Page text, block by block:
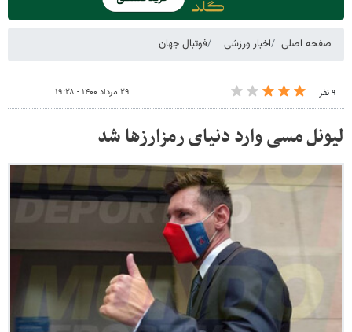
صفحه اصلی اخبار ورزشی فوتبال جهان
۹ نفر ۲۹ مرداد ۱۴۰۰ - ۱۹:۲۸
لیونل مسی وارد دنیای رمزارزها شد